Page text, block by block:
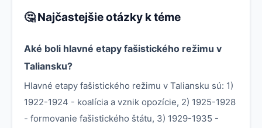
🤔 Najčastejšie otázky k téme
Aké boli hlavné etapy fašistického režimu v
Taliansku?
Hlavné etapy fašistického režimu v Taliansku sú: 1)
1922-1924 - koalícia a vznik opozície, 2) 1925-1928
- formovanie fašistického štátu, 3) 1929-1935 -